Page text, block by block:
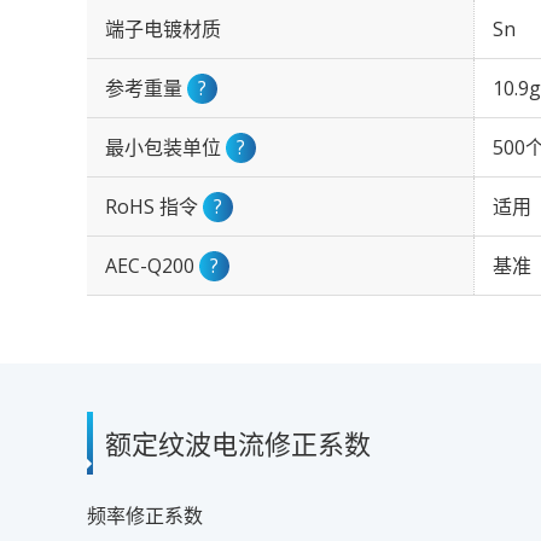
端子电镀材质 Sn
参考重量 ? 10.9g
最小包装单位 ? 500
RoHS 指令 ? 适用
AEC-Q200 ? 基准
额定纹波电流修正系数
频率修正系数